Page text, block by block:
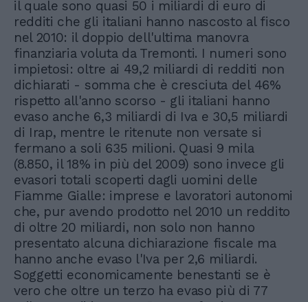
il quale sono quasi 50 i miliardi di euro di
redditi che gli italiani hanno nascosto al fisco
nel 2010: il doppio dell'ultima manovra
finanziaria voluta da Tremonti. I numeri sono
impietosi: oltre ai 49,2 miliardi di redditi non
dichiarati - somma che è cresciuta del 46%
rispetto all'anno scorso - gli italiani hanno
evaso anche 6,3 miliardi di Iva e 30,5 miliardi
di Irap, mentre le ritenute non versate si
fermano a soli 635 milioni. Quasi 9 mila
(8.850, il 18% in più del 2009) sono invece gli
evasori totali scoperti dagli uomini delle
Fiamme Gialle: imprese e lavoratori autonomi
che, pur avendo prodotto nel 2010 un reddito
di oltre 20 miliardi, non solo non hanno
presentato alcuna dichiarazione fiscale ma
hanno anche evaso l'Iva per 2,6 miliardi.
Soggetti economicamente benestanti se è
vero che oltre un terzo ha evaso più di 77